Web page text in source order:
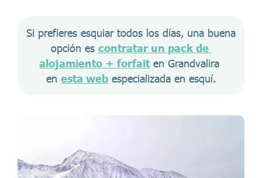
Si prefieres esquiar todos los días, una buena
opción es contratar un pack de
alojamiento + forfait en Grandvalira
en esta web especializada en esquí.